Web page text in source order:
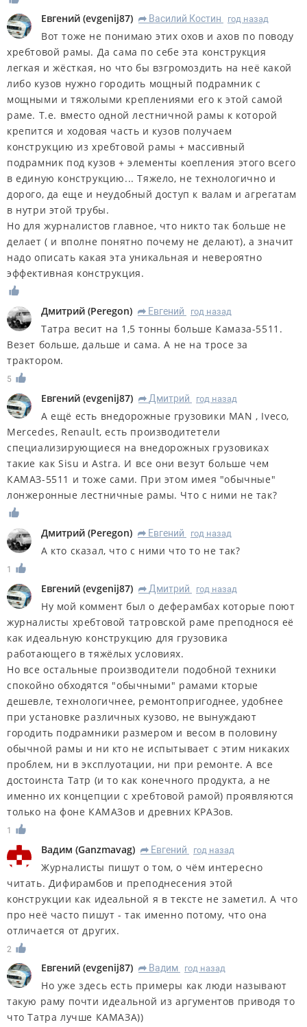
Евгений (evgenij87) R Василий Костин год назад
Вот тоже не понимаю этих охов и ахов по поводу
хребтовой рамы. Да сама по себе эта конструкция
легкая и жёсткая, но что бы взгромоздить на неё какой
либо кузов нужно городить мощный подрамник с
мощными и тяжолыми креплениями его к этой самой
раме. Т.е. вместо одной лестничной рамы к которой
крепится и ходовая часть и кузов получаем
конструкцию из хребтовой рамы + массивный
подрамник под кузов + элементы коепления этого всего
в единую конструкцию... Тяжело, не технологично и
дорого, да еще и неудобный доступ к валам и агрегатам
в нутри этой трубы.
Но для журналистов главное, что никто так больше не
делает ( и вполне понятно почему не делают), а значит
надо описать какая эта уникальная и невероятно
эффективная конструкция.
Дмитрий (Peregon) R Евгений год назад
Татра весит на 1,5 тонны больше Камаза-5511.
Везет больше, дальше и сама. А не на тросе за
трактором.
5
Евгений (evgenij87) R Дмитрий год назад
А ещё есть внедорожные грузовики МАN , Iveco,
Mercedes, Renault, есть производитетели
специализирующиеся на внедорожных грузовиках
такие как Sisu и Astra. И все они везут больше чем
КАМАЗ-5511 и тоже сами. При этом имея "обычные"
лонжеронные лестничные рамы. Что с ними не так?
Дмитрий (Peregon) R Евгений год назад
А кто сказал, что с ними что то не так?
1
Евгений (evgenij87) R Дмитрий год назад
Ну мой коммент был о деферамбах которые поют
журналисты хребтовой татровской раме преподнося её
как идеальную конструкцию для грузовика
работающего в тяжёлых условиях.
Но все остальные производители подобной техники
спокойно обходятся "обычными" рамами кторые
дешевле, технологичнее, ремонтопригоднее, удобнее
при установке различных кузово, не вынуждают
городить подрамники размером и весом в половину
обычной рамы и ни кто не испытывает с этим никаких
проблем, ни в эксплуотации, ни при ремонте. А все
достоинста Татр (и то как конечного продукта, а не
именно их концепции с хребтовой рамой) проявляются
только на фоне КАМАЗов и древних КРАЗов.
1
Вадим (Ganzmavag) R Евгений год назад
Журналисты пишут о том, о чём интересно
читать. Дифирамбов и преподнесения этой
конструкции как идеальной я в тексте не заметил. А что
про неё часто пишут - так именно потому, что она
отличается от других.
2
Евгений (evgenij87) R Вадим год назад
Но уже здесь есть примеры как люди называют
такую раму почти идеальной из аргументов приводя то
что Татра лучше КАМАЗА))